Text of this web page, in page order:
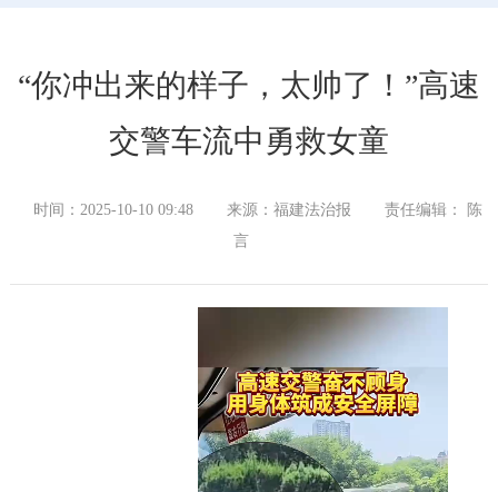
“你冲出来的样子，太帅了！”高速
交警车流中勇救女童
时间：2025-10-10 09:48 来源：福建法治报
责任编辑： 陈
言